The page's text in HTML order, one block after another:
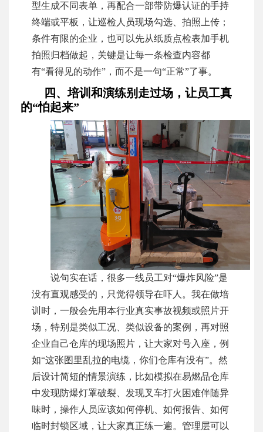
型生成不同表单，再配合一部带防爆认证的手持
终端或平板，让巡检人员现场勾选、拍照上传；
条件有限的企业，也可以先从纸质点检表加手机
拍照归档做起，关键是让每一条检查内容都
有“看得见的动作”，而不是一句“正常”了事。
四、培训和演练别走过场，让员工真
的“怕起来”
说句实在话，很多一线员工对“爆炸风险”是
没有直观感受的，只觉得领导在吓人。我在做培
训时，一般会先用本行业真实事故视频或照片开
场，特别是类似工况、类似设备的案例，再对照
企业自己仓库的现场照片，让大家对号入座，例
如“这张图里乱拉的电缆，你们仓库有没有”。然
后设计简短的情景演练，比如模拟在易燃品仓库
中发现防爆灯罩破裂、发现叉车打火困难伴随异
味时，操作人员应该如何停机、如何报告、如何
临时封锁区域，让大家真正练一遍。管理层可以